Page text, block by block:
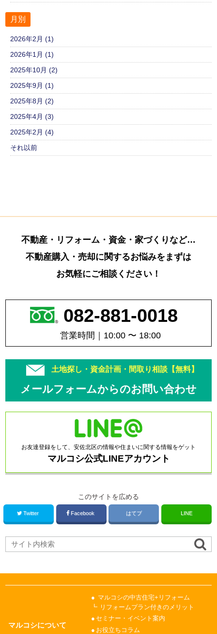
月別
2026年2月 (1)
2026年1月 (1)
2025年10月 (2)
2025年9月 (1)
2025年8月 (2)
2025年4月 (3)
2025年2月 (4)
それ以前
不動産・リフォーム・資金・家づくりなど…
不動産購入・売却に関するお悩みをまずは
お気軽にご相談ください！
082-881-0018
営業時間｜10:00 〜 18:00
土地探し・資金計画・間取り相談【無料】
メールフォームからのお問い合わせ
お友達登録をして、安佐北区の情報や住まいに関する情報をゲット
マルコシ公式LINEアカウント
このサイトを広める
Twitter Facebook はてブ LINE
マルコシについて
マルコシの中古住宅+リフォーム
リフォームプラン付きのメリット
セミナー・イベント案内
お役立ちコラム